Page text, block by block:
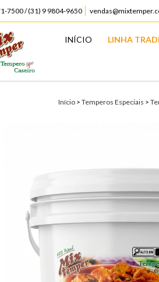
7500 / (31) 9 9804-9650
INÍCIO LINHA
Início > Temperos Especiais >